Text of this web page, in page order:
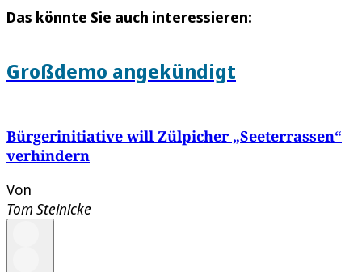
Das könnte Sie auch interessieren:
Großdemo angekündigt
Bürgerinitiative will Zülpicher „Seeterrassen“
verhindern
Von
Tom Steinicke